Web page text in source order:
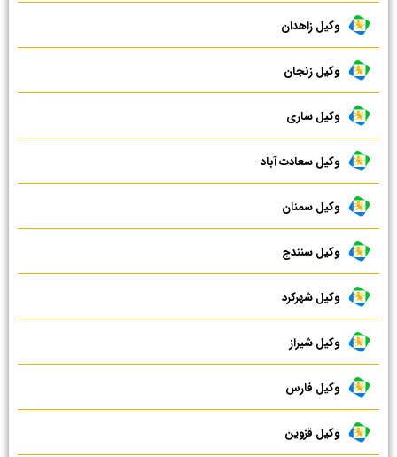
وکیل زاهدان
وکیل زنجان
وکیل ساری
وکیل سعادت آباد
وکیل سمنان
وکیل سنندج
وکیل شهرکرد
وکیل شیراز
وکیل فارس
وکیل قزوین